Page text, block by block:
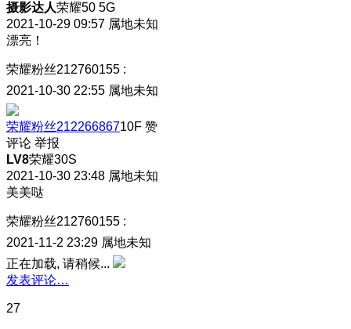
摄影达人荣耀50 5G
2021-10-29 09:57 属地未知
漂亮！
荣耀粉丝212760155 :
2021-10-30 22:55 属地未知
荣耀粉丝21226686710F 赞
评论 举报
LV8荣耀30S
2021-10-30 23:48 属地未知
美美哒
荣耀粉丝212760155 :
2021-11-2 23:29 属地未知
正在加载, 请稍候...
发表评论…
27